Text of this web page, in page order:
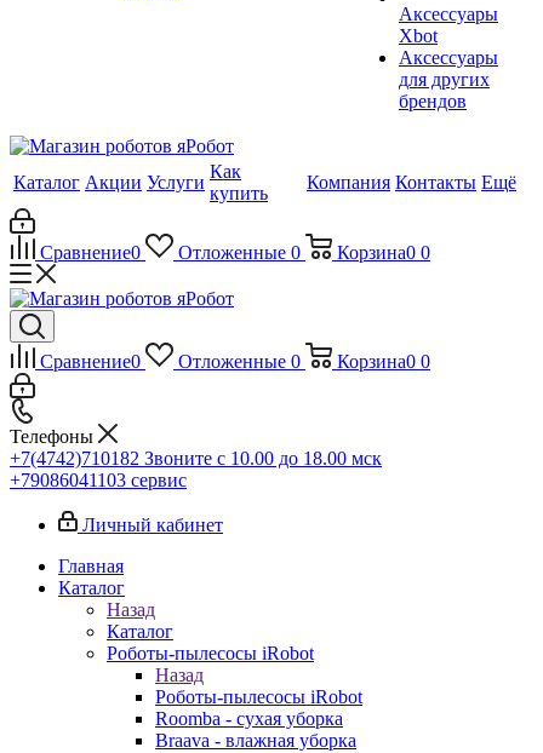
Аксессуары
Xbot
Аксессуары
для других
брендов
Каталог Акции Услуги
Как
купить
Компания Контакты Ещё
Сравнение0 Отложенные 0 Корзина0 0
Сравнение0 Отложенные 0 Корзина0 0
Телефоны
+7(4742)710182 Звоните с 10.00 до 18.00 мск
+79086041103 сервис
Личный кабинет
Главная
Каталог
Назад
Каталог
Роботы-пылесосы iRobot
Назад
Роботы-пылесосы iRobot
Roomba - сухая уборка
Braava - влажная уборка